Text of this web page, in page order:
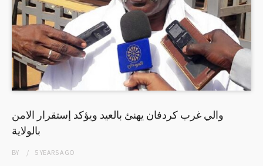
والي غرب كردفان يهنئ بالعيد ويؤكد إستقرار الامن
بالولاية
BY 5 YEARSAGO